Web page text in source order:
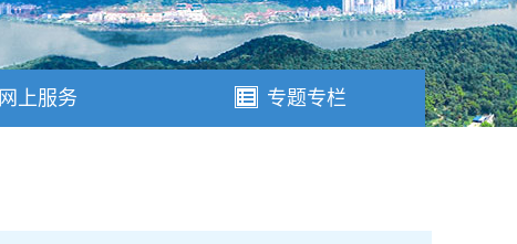
网上服务 专题专栏